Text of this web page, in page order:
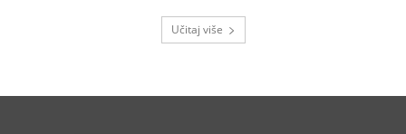
Učitaj više